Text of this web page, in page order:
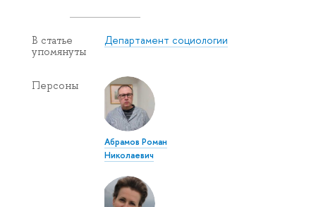
В статье
упомянуты
Департамент социологии
Персоны
Абрамов Роман
Николаевич